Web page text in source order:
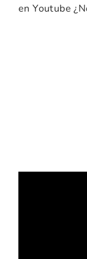
en Youtube